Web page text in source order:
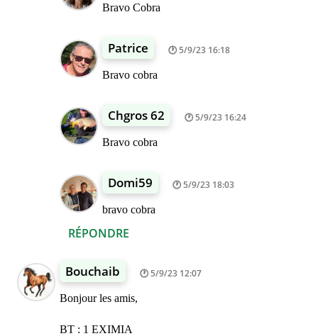
RÉPONDRE
Bravo Cobra
Patrice 5/9/23 16:18
Bravo cobra
Chgros 62 5/9/23 16:24
Bravo cobra
Domi59 5/9/23 18:03
bravo cobra
Bouchaib 5/9/23 12:07
Bonjour les amis,
BT : 1 EXIMIA